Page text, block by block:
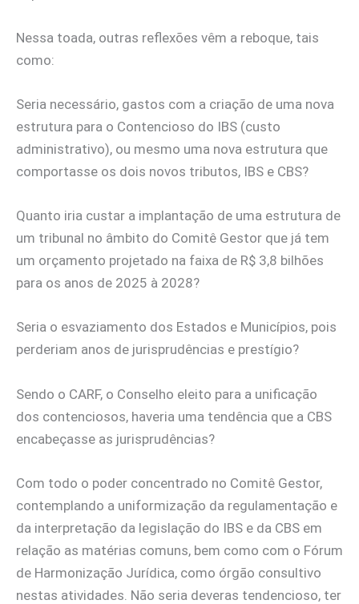
Nessa toada, outras reflexões vêm a reboque, tais
como:
Seria necessário, gastos com a criação de uma nova
estrutura para o Contencioso do IBS (custo
administrativo), ou mesmo uma nova estrutura que
comportasse os dois novos tributos, IBS e CBS?
Quanto iria custar a implantação de uma estrutura de
um tribunal no âmbito do Comitê Gestor que já tem
um orçamento projetado na faixa de R$ 3,8 bilhões
para os anos de 2025 à 2028?
Seria o esvaziamento dos Estados e Municípios, pois
perderiam anos de jurisprudências e prestígio?
Sendo o CARF, o Conselho eleito para a unificação
dos contenciosos, haveria uma tendência que a CBS
encabeçasse as jurisprudências?
Com todo o poder concentrado no Comitê Gestor,
contemplando a uniformização da regulamentação e
da interpretação da legislação do IBS e da CBS em
relação as matérias comuns, bem como com o Fórum
de Harmonização Jurídica, como órgão consultivo
nestas atividades. Não seria deveras tendencioso, ter